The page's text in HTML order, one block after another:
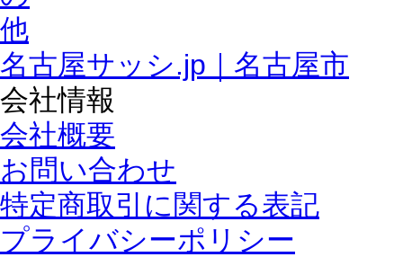
名古屋サッシ.jp｜名古屋市
会社情報
会社概要
お問い合わせ
特定商取引に関する表記
プライバシーポリシー